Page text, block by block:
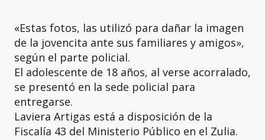
«Estas fotos, las utilizó para dañar la imagen
de la jovencita ante sus familiares y amigos»,
según el parte policial.
El adolescente de 18 años, al verse acorralado,
se presentó en la sede policial para
entregarse.
Laviera Artigas está a disposición de la
Fiscalía 43 del Ministerio Público en el Zulia.